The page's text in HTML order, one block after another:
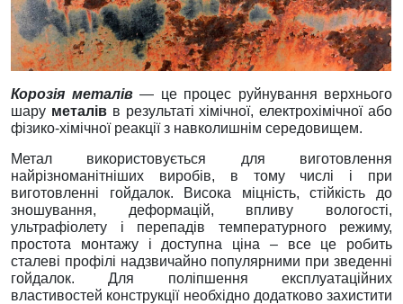
Корозія металів— це процес руйнування верхнього
шару металівв результаті хімічної, електрохімічної або
фізико-хімічної реакції з навколишнім середовищем.
Метал використовується для виготовлення
найрізноманітніших виробів, в тому числі і при
виготовленні гойдалок. Висока міцність, стійкість до
зношування, деформацій, впливу вологості,
ультрафіолету і перепадів температурного режиму,
простота монтажу і доступна ціна – все це робить
сталеві профілі надзвичайно популярними при зведенні
гойдалок. Для поліпшення експлуатаційних
властивостей конструкції необхідно додатково захистити